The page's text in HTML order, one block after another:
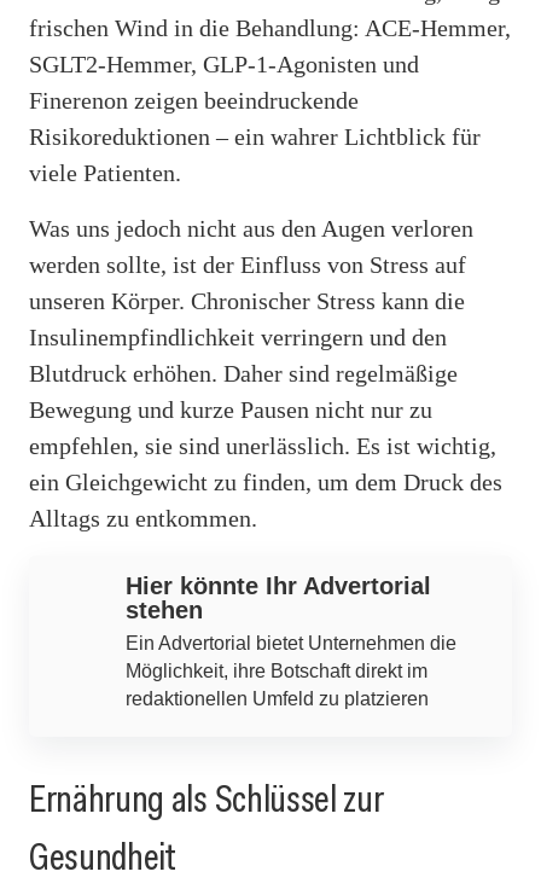
frischen Wind in die Behandlung: ACE-Hemmer,
SGLT2-Hemmer, GLP-1-Agonisten und
Finerenon zeigen beeindruckende
Risikoreduktionen – ein wahrer Lichtblick für
viele Patienten.
Was uns jedoch nicht aus den Augen verloren
werden sollte, ist der Einfluss von Stress auf
unseren Körper. Chronischer Stress kann die
Insulinempfindlichkeit verringern und den
Blutdruck erhöhen. Daher sind regelmäßige
Bewegung und kurze Pausen nicht nur zu
empfehlen, sie sind unerlässlich. Es ist wichtig,
ein Gleichgewicht zu finden, um dem Druck des
Alltags zu entkommen.
Hier könnte Ihr Advertorial
stehen
Ein Advertorial bietet Unternehmen die
Möglichkeit, ihre Botschaft direkt im
redaktionellen Umfeld zu platzieren
Ernährung als Schlüssel zur
Gesundheit